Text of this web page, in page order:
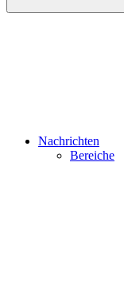
Nachrichten
Bereiche